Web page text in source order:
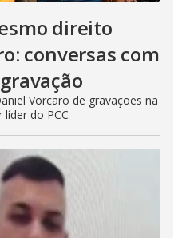
direito
conversas com
Vorcaro de gravações na
do PCC